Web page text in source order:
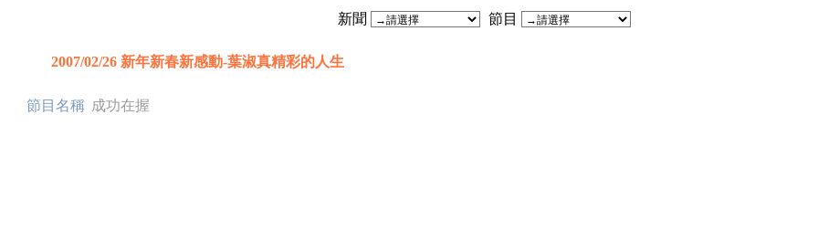
新聞 節目
2007/02/26 新年新春新感動-葉淑真精彩的人生
節目名稱 成功在握